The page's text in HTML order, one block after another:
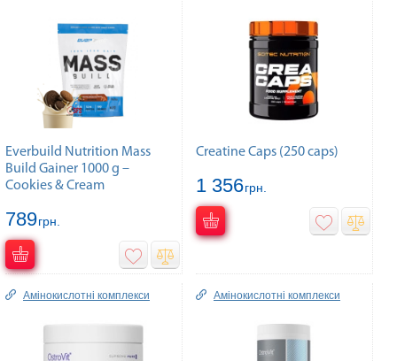
Everbuild Nutrition Mass
Build Gainer 1000 g –
Cookies & Cream
789грн.
Creatine Caps (250 caps)
1 356грн.
Амінокислотні комплекси Амінокислотні комплекси